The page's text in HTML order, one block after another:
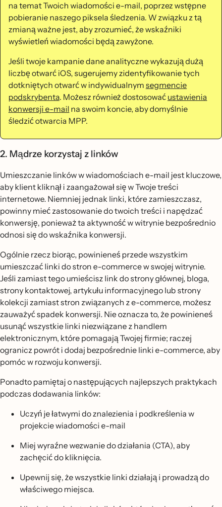
na temat Twoich wiadomości e-mail, poprzez wstępne
pobieranie naszego piksela śledzenia. W związku z tą
zmianą ważne jest, aby zrozumieć, że wskaźniki
wyświetleń wiadomości będą zawyżone.
Jeśli twoje kampanie dane analityczne wykazują dużą
liczbę otwarć iOS, sugerujemy zidentyfikowanie tych
dotkniętych otwarć w indywidualnym segmencie
podskrybenta. Możesz również dostosować ustawienia
konwersji e-mail na swoim koncie, aby domyślnie
śledzić otwarcia MPP.
2. Mądrze korzystaj z linków
Umieszczanie linków w wiadomościach e-mail jest kluczowe,
aby klient kliknął i zaangażował się w Twoje treści
internetowe. Niemniej jednak linki, które zamieszczasz,
powinny mieć zastosowanie do twoich treści i napędzać
konwersję, ponieważ ta aktywność w witrynie bezpośrednio
odnosi się do wskaźnika konwersji.
Ogólnie rzecz biorąc, powinieneś przede wszystkim
umieszczać linki do stron e-commerce w swojej witrynie.
Jeśli zamiast tego umieścisz link do strony głównej, bloga,
strony kontaktowej, artykułu informacyjnego lub strony
kolekcji zamiast stron związanych z e-commerce, możesz
zauważyć spadek konwersji. Nie oznacza to, że powinieneś
usunąć wszystkie linki niezwiązane z handlem
elektronicznym, które pomagają Twojej firmie; raczej
ogranicz powrót i dodaj bezpośrednie linki e-commerce, aby
pomóc w rozwoju konwersji.
Ponadto pamiętaj o następujących najlepszych praktykach
podczas dodawania linków:
Uczyń je łatwymi do znalezienia i podkreślenia w
projekcie wiadomości e-mail
Miej wyraźne wezwanie do działania (CTA), aby
zachęcić do kliknięcia.
Upewnij się, że wszystkie linki działają i prowadzą do
właściwego miejsca.